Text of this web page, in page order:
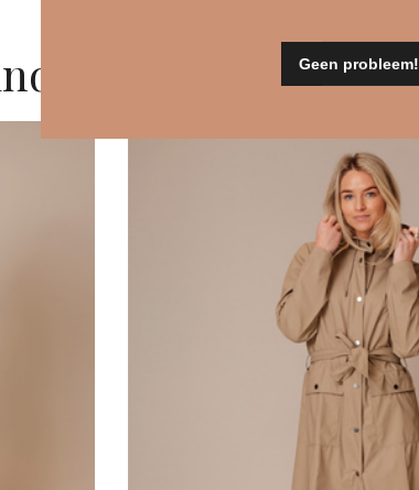
Geen probleem!
je dit ook leuk